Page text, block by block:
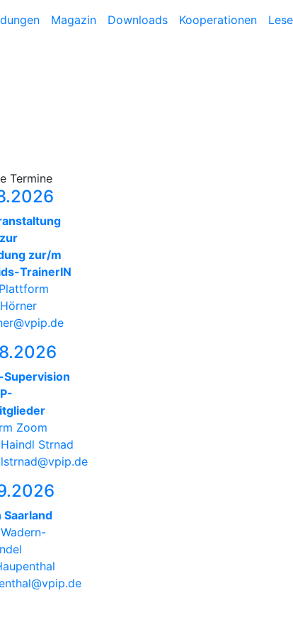
Magazin Downloads Kooperationen
Termine
zur/m
TrainerIN
Supervision
Zoom
Strnad
Saarland